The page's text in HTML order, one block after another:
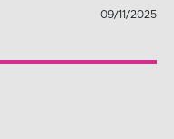
09/11/2025